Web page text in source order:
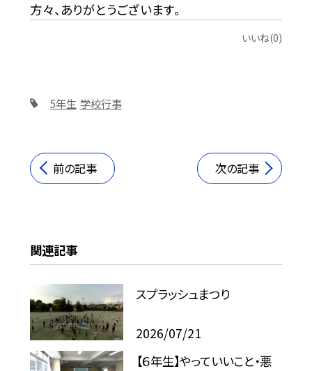
方々、ありがとうございます。
いいね(0)
5年生 学校行事
前の記事 次の記事
関連記事
スプラッシュまつり
2026/07/21
【６年生】やっていいこと・悪